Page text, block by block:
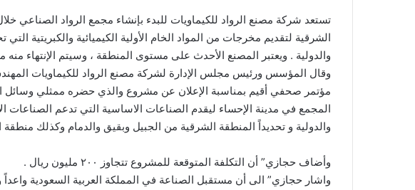
الشرقية لتقديم مخرجات من المواد الخام الأولية الكيميائية والكبريتية
والدولية . ويعتبر المصنع الأحدث على مستوى المنطقة ، وسيتم الإنتهاء منه مطلع
وقال المؤسس ورئيس مجلس الإدارة لشركة مصنع الرواد للكيماويات
مؤتمر صحفي أقيم بمناسبة الإعلان عن مشروع والذي حضره ممثلي وسائل
المجمع في مدينة الإحساء ليقدم الصناعات الاساسية التي تدعم الصناعات
والدولية و تحديداً المنطقة الشرقية من الجبيل وبقيق
وأضاف حجازي” أن التكلفة المتوقعة للمشروع تتجاوز ٢٠٠ مليون ريال .
واشار حجازي” الى أن مستقبل الصناعة في المملكة العربية السعودية